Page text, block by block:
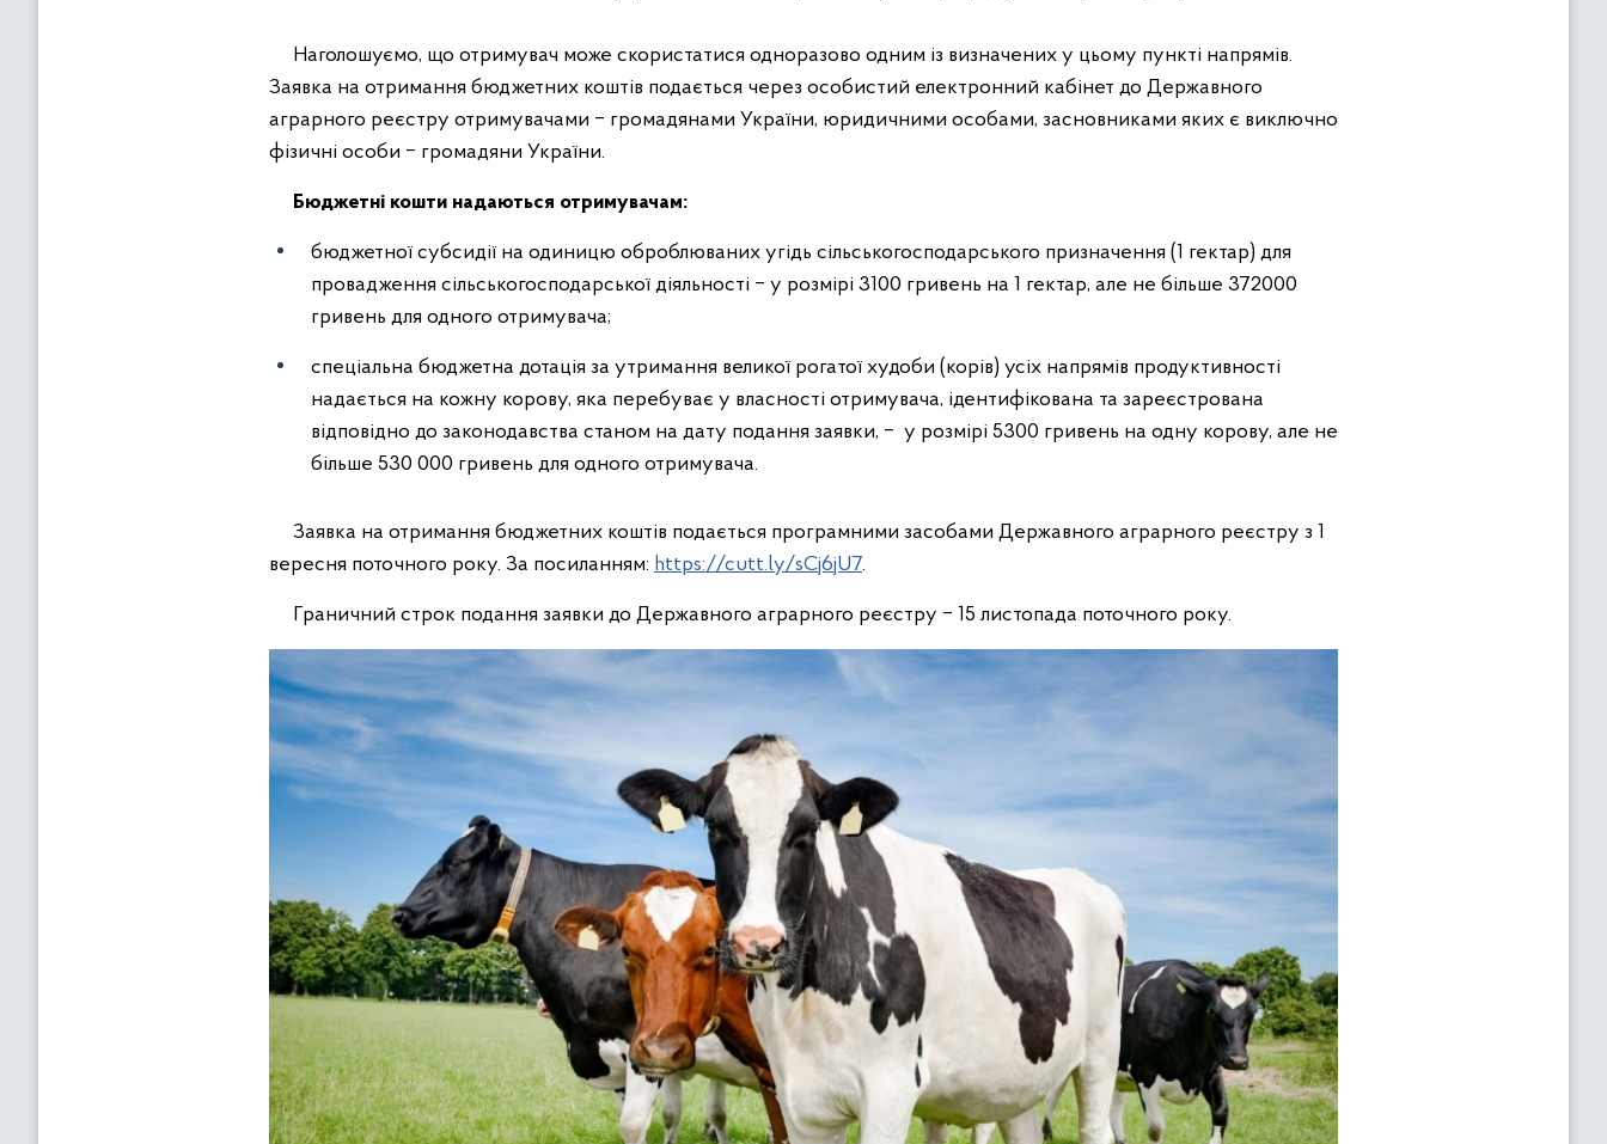
Наголошуємо, що отримувач може скористатися одноразово одним із визначених у цьому пункті напрямів.
Заявка на отримання бюджетних коштів подається через особистий електронний кабінет до Державного
аграрного реєстру отримувачами ‒ громадянами України, юридичними особами, засновниками яких є виключно
фізичні особи ‒ громадяни України.
Бюджетні кошти надаються отримувачам:
бюджетної субсидії на одиницю оброблюваних угідь сільськогосподарського призначення (1 гектар) для
провадження сільськогосподарської діяльності ‒ у розмірі 3100 гривень на 1 гектар, але не більше 372000
гривень для одного отримувача;
спеціальна бюджетна дотація за утримання великої рогатої худоби (корів) усіх напрямів продуктивності
надається на кожну корову, яка перебуває у власності отримувача, ідентифікована та зареєстрована
відповідно до законодавства станом на дату подання заявки, ‒ у розмірі 5300 гривень на одну корову, але не
більше 530 000 гривень для одного отримувача.
Заявка на отримання бюджетних коштів подається програмними засобами Державного аграрного реєстру з 1
вересня поточного року. За посиланням: https://cutt.ly/sCj6jU7.
Граничний строк подання заявки до Державного аграрного реєстру ‒ 15 листопада поточного року.